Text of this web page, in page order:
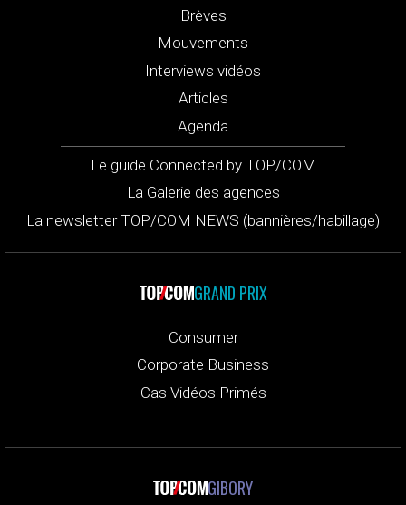
Brèves
Mouvements
Interviews vidéos
Articles
Agenda
Le guide Connected by TOP/COM
La Galerie des agences
La newsletter TOP/COM NEWS (bannières/habillage)
GRAND PRIX
Consumer
Corporate Business
Cas Vidéos Primés
GIBORY